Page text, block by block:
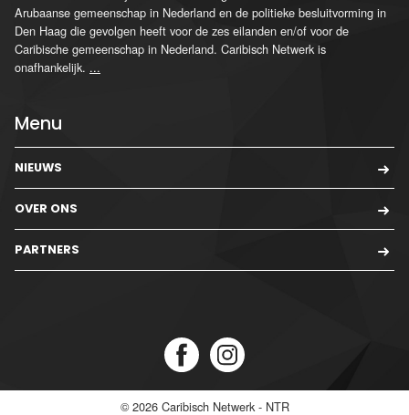
Arubaanse gemeenschap in Nederland en de politieke besluitvorming in
Den Haag die gevolgen heeft voor de zes eilanden en/of voor de
Caribische gemeenschap in Nederland. Caribisch Netwerk is
onafhankelijk. ...
Menu
NIEUWS
OVER ONS
PARTNERS
© 2026 Caribisch Netwerk - NTR